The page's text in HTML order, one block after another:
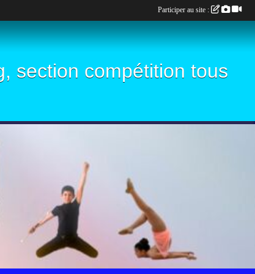
section compétition tous
Participer au site :